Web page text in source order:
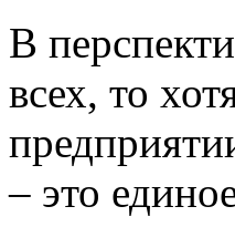
В
всех, то
– это